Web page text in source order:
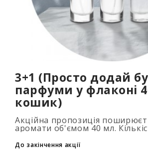
3+1 (Просто додай
парфуми у флаконі
кошик)
Акційна пропозиція
аромати об'ємом 40 мл.
подарункових парфумів не
6+2, 9+3) Для того, щоб
до..
До закінчення акції